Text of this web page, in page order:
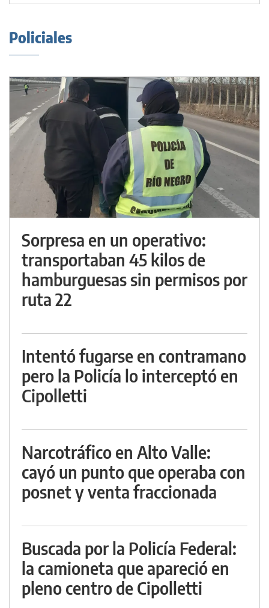
Policiales
Sorpresa en un operativo:
transportaban 45 kilos de
hamburguesas sin permisos por
ruta 22
Intentó fugarse en contramano
pero la Policía lo interceptó en
Cipolletti
Narcotráfico en Alto Valle:
cayó un punto que operaba con
posnet y venta fraccionada
Buscada por la Policía Federal:
la camioneta que apareció en
pleno centro de Cipolletti